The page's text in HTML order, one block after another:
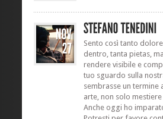
Sento così tanto
dentro, tanta pietas,
rendere visibile e
tuo sguardo sulla
sembrasse un
arte, non solo
Anche oggi ho